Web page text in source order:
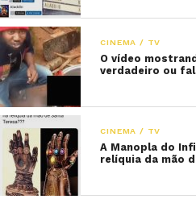
CINEMA / TV
O vídeo
verdadeiro ou
CINEMA / TV
A Manopla do
relíquia da mão